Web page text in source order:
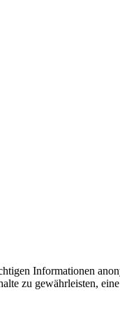
Informationen
zu gewährleisten,